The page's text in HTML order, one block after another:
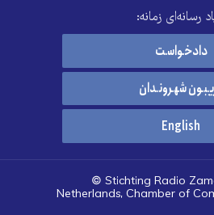
رسانه‌ای زمانه:
دادخواست
شهروندان
English
© Stichting Radio
Netherlands, Chamber of